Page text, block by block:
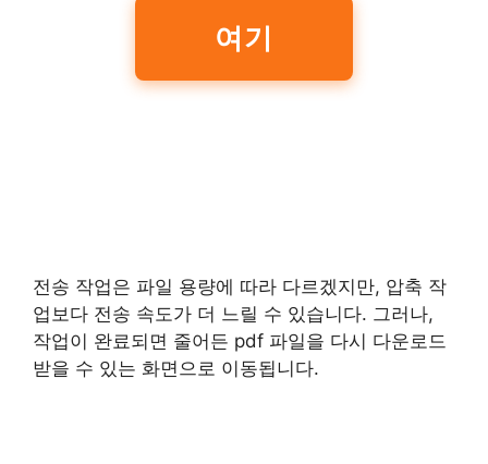
여기
전송 작업은 파일 용량에 따라 다르겠지만, 압축 작
업보다 전송 속도가 더 느릴 수 있습니다. 그러나,
작업이 완료되면 줄어든 pdf 파일을 다시 다운로드
받을 수 있는 화면으로 이동됩니다.